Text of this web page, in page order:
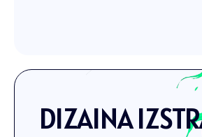
DIZAINA